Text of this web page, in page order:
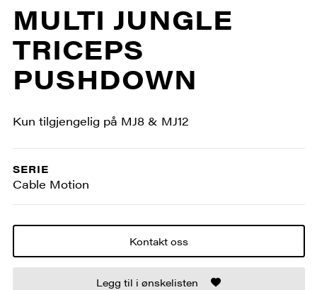
MULTI JUNGLE
TRICEPS
PUSHDOWN
Kun tilgjengelig på MJ8 & MJ12
SERIE
Cable Motion
Kontakt oss
Legg til i ønskelisten